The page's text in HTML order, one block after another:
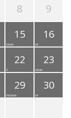
8
9
15
16
22
23
29
30